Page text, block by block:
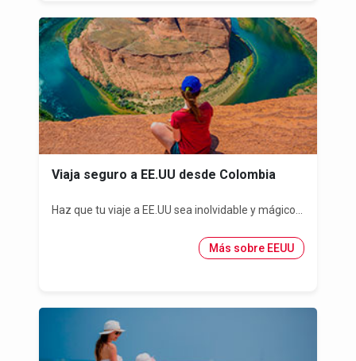
Viaja seguro a EE.UU desde Colombia
Haz que tu viaje a EE.UU sea inolvidable y mágico...
Más sobre EEUU